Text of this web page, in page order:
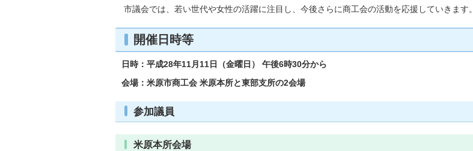
市議会では、若い世代や女性の活躍に注目し、今後さらに商工会の活動を応援していきます。
開催日時等
日時：平成28年11月11日（金曜日） 午後6時30分から
会場：米原市商工会 米原本所と東部支所の2会場
参加議員
米原本所会場